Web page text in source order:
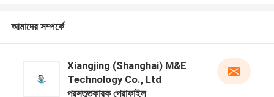
আমাদের সম্পর্কে
Xiangjing (Shanghai) M&E
Technology Co., Ltd
প্রস্তুতকারক প্রোফাইল